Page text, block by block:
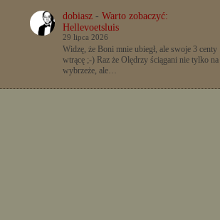
dobiasz- Warto zobaczyć:
Hellevoetsluis
29 lipca 2026
Widzę, że Boni mnie ubiegł, ale swoje 3 centy
wtrącę ;-) Raz że Olędrzy ściągani nie tylko na
wybrzeże, ale…